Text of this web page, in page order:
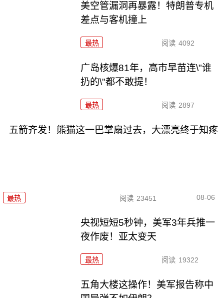
美空管漏洞再暴露！特朗普专机
差点与客机撞上
最热 阅读 4092
广岛核爆81年，高市早苗连\"谁
扔的\"都不敢提！
最热 阅读 2897
五箭齐发！熊猫这一巴掌扇过去，大漂亮终于知疼
最热 阅读 23451 08-06
央视短短5秒钟，美军3年兵推一
夜作废！亚太变天
最热 阅读 19322
五角大楼这操作！美军报告称中